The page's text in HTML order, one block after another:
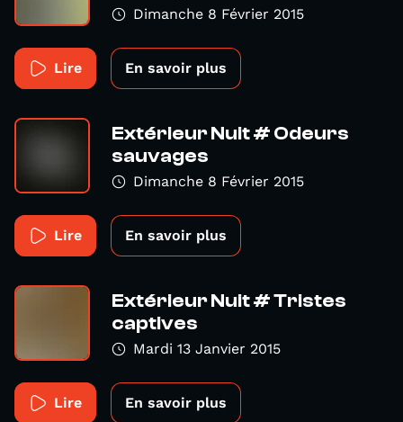
Dimanche 8 Février 2015
Lire En savoir plus
Extérieur Nuit # Odeurs
sauvages
Dimanche 8 Février 2015
Lire En savoir plus
Extérieur Nuit # Tristes
captives
Mardi 13 Janvier 2015
Lire En savoir plus